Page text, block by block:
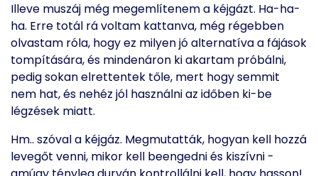
Illeve muszáj még megemlítenem a kéjgázt. Ha-ha-
ha. Erre totál rá voltam kattanva, még régebben
olvastam róla, hogy ez milyen jó alternatíva a fájások
tompítására, és mindenáron ki akartam próbálni,
pedig sokan elrettentek tőle, mert hogy semmit
nem hat, és nehéz jól használni az időben ki-be
légzések miatt.
Hm.. szóval a kéjgáz. Megmutatták, hogyan kell hozzá
levegőt venni, mikor kell beengedni és kiszívni -